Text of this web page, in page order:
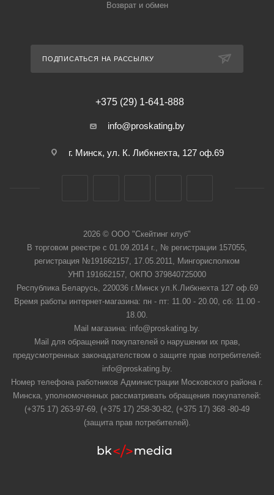
Возврат и обмен
ПОДПИСАТЬСЯ НА РАССЫЛКУ
+375 (29) 1-641-888
info@proskating.by
г. Минск, ул. К. Либкнехта, 127 оф.69
2026 © ООО "Скейтинг клуб"
В торговом реестре с 01.09.2014 г., № регистрации 157055,
регистрация №191662157, 17.05.2011, Мингорисполком
УНП 191662157, ОКПО 379840725000
Республика Беларусь, 220036 г.Минск ул.К.Либкнехта 127 оф.69
Время работы интернет-магазина: пн - пт: 11.00 - 20.00, сб: 11.00 -
18.00.
Mail магазина: info@proskating.by.
Mail для обращений покупателей о нарушении их прав,
предусмотренных законадателством о защите прав потребителей:
info@proskating.by.
Номер телефона работников Администрации Московского района г.
Минска, уполномоченных рассматривать обращения покупателей:
(+375 17) 263-97-69, (+375 17) 258-30-82, (+375 17) 368 -80-49
(защита прав потребителей).